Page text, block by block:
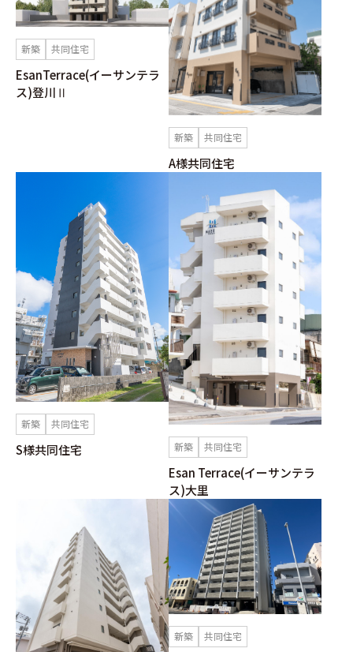
新築 共同住宅
EsanTerrace(イーサンテラ
ス)登川Ⅱ
新築 共同住宅
A様共同住宅
新築 共同住宅
S様共同住宅 新築 共同住宅
Esan Terrace(イーサンテラ
ス)大里
新築 共同住宅